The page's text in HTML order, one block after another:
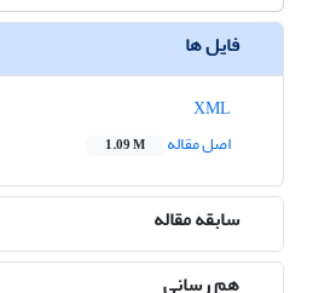
فایل ها
اصل مقاله
1.09 M
سابقه مقاله
هم رسانی